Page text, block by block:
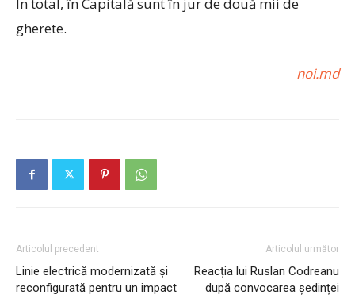
gherete.
noi.md
Articolul precedent
Linie electrică modernizată și
reconfigurată pentru un impact
Articolul următor
Reacția lui Ruslan Codreanu
după convocarea ședinței